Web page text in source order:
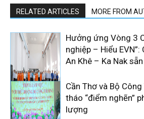
RELATED ARTICLES MORE FROM
Hưởng ứng Vòng 3
nghiệp – Hiểu EVN”:
An Khê – Ka Nak
Cần Thơ và Bộ
tháo “điểm nghẽn”
lượng